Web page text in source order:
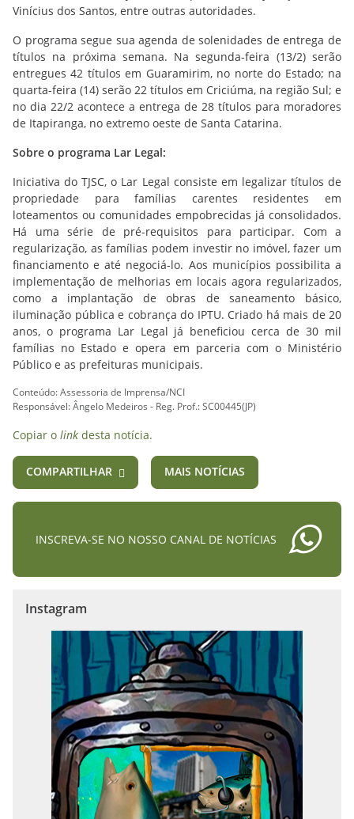
Vinícius dos Santos, entre outras autoridades.
O programa segue sua agenda de solenidades de entrega de
títulos na próxima semana. Na segunda-feira (13/2) serão
entregues 42 títulos em Guaramirim, no norte do Estado; na
quarta-feira (14) serão 22 títulos em Criciúma, na região Sul; e
no dia 22/2 acontece a entrega de 28 títulos para moradores
de Itapiranga, no extremo oeste de Santa Catarina.
Sobre o programa Lar Legal:
Iniciativa do TJSC, o Lar Legal consiste em legalizar títulos de
propriedade para famílias carentes residentes em
loteamentos ou comunidades empobrecidas já consolidados.
Há uma série de pré-requisitos para participar. Com a
regularização, as famílias podem investir no imóvel, fazer um
financiamento e até negociá-lo. Aos municípios possibilita a
implementação de melhorias em locais agora regularizados,
como a implantação de obras de saneamento básico,
iluminação pública e cobrança do IPTU. Criado há mais de 20
anos, o programa Lar Legal já beneficiou cerca de 30 mil
famílias no Estado e opera em parceria com o Ministério
Público e as prefeituras municipais.
Conteúdo: Assessoria de Imprensa/NCI
Responsável: Ângelo Medeiros - Reg. Prof.: SC00445(JP)
Copiar o link desta notícia.
COMPARTILHAR MAIS NOTÍCIAS
INSCREVA-SE NO NOSSO CANAL DE NOTÍCIAS
Instagram